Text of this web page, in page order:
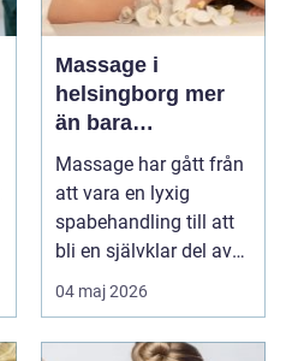
Massage i
helsingborg mer
än bara
avkoppling
Massage har gått från
att vara en lyxig
spabehandling till att
bli en självklar del av
mångas vardag...
04 maj 2026